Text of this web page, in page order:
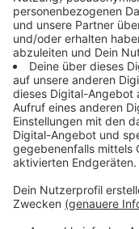
sich eingebracht.
Demokratie und
Rockbands auf.
veranstaltet die
Nachbarkreis Unna
auf dem
Anzeige